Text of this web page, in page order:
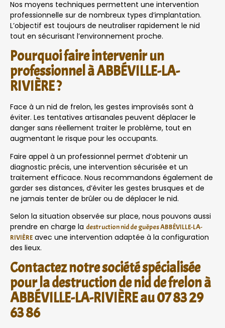
Nos moyens techniques permettent une intervention
professionnelle sur de nombreux types d’implantation.
L’objectif est toujours de neutraliser rapidement le nid
tout en sécurisant l’environnement proche.
Pourquoi faire intervenir un
professionnel à ABBÉVILLE-LA-
RIVIÈRE ?
Face à un nid de frelon, les gestes improvisés sont à
éviter. Les tentatives artisanales peuvent déplacer le
danger sans réellement traiter le problème, tout en
augmentant le risque pour les occupants.
Faire appel à un professionnel permet d’obtenir un
diagnostic précis, une intervention sécurisée et un
traitement efficace. Nous recommandons également de
garder ses distances, d’éviter les gestes brusques et de
ne jamais tenter de brûler ou de déplacer le nid.
Selon la situation observée sur place, nous pouvons aussi
prendre en charge la destruction nid de guêpes ABBÉVILLE-LA-
RIVIÈRE avec une intervention adaptée à la configuration
des lieux.
Contactez notre société spécialisée
pour la destruction de nid de frelon à
ABBÉVILLE-LA-RIVIÈRE au 07 83 29
63 86